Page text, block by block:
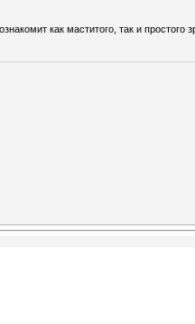
как маститого, так и